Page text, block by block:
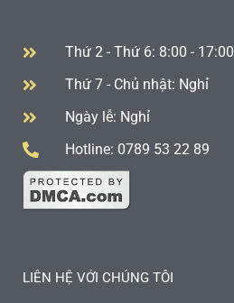
Thứ 2 - Thứ 6: 8:00 - 17:00
Thứ 7 - Chủ nhật: Nghỉ
Ngày lễ: Nghỉ
Hotline: 0789 53 22 89
LIÊN HỆ VỚI CHÚNG TÔI